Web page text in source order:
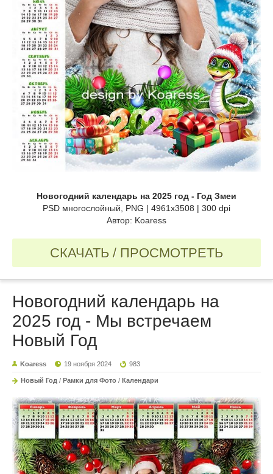
Новогодний календарь на 2025 год - Год Змеи
PSD многослойный, PNG | 4961x3508 | 300 dpi
Автор: Koaress
СКАЧАТЬ / ПРОСМОТРЕТЬ
Новогодний календарь на
2025 год - Мы встречаем
Новый Год
Koaress 19 ноября 2024 983
Новый Год / Рамки для Фото / Календари